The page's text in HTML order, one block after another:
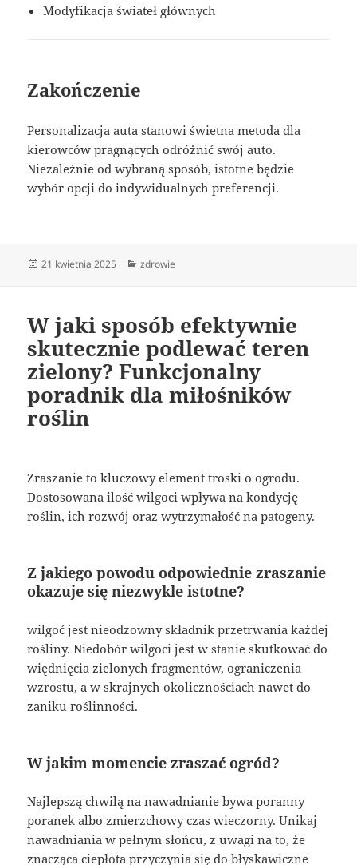
Modyfikacja świateł głównych
Zakończenie
Personalizacja auta stanowi świetna metoda dla
kierowców pragnących odróżnić swój auto.
Niezależnie od wybraną sposób, istotne będzie
wybór opcji do indywidualnych preferencji.
Data
21 kwietnia 2025 Kategorie
zdrowie
W jaki sposób efektywnie
skutecznie podlewać teren
zielony? Funkcjonalny
poradnik dla miłośników
roślin
Zraszanie to kluczowy element troski o ogrodu.
Dostosowana ilość wilgoci wpływa na kondycję
roślin, ich rozwój oraz wytrzymałość na patogeny.
Z jakiego powodu odpowiednie zraszanie
okazuje się niezwykle istotne?
wilgoć jest nieodzowny składnik przetrwania każdej
rośliny. Niedobór wilgoci jest w stanie skutkować do
więdnięcia zielonych fragmentów, ograniczenia
wzrostu, a w skrajnych okolicznościach nawet do
zaniku roślinności.
W jakim momencie zraszać ogród?
Najlepszą chwilą na nawadnianie bywa poranny
poranek albo zmierzchowy czas wieczorny. Unikaj
nawadniania w pełnym słońcu, z uwagi na to, że
znacząca ciepłota przyczynia się do błyskawiczne